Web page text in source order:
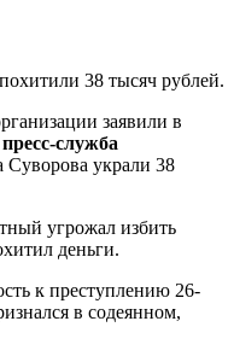
38 тысяч рублей.
заявили в
служба
Суворова украли 38
угрожал избить
деньги.
к преступлению 26-
в содеянном,